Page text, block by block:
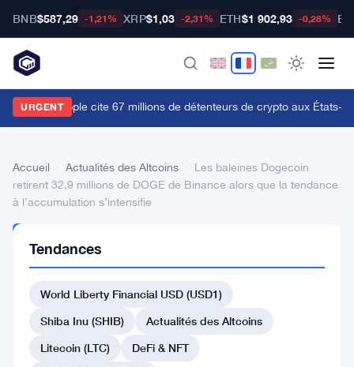
BNB$587,29 -1,21% XRP$1,03 -2,31% ETH$1 902,93 -0,28%
URGENT
CLO de Ripple cite 67 millions de détenteurs de crypto aux États-
Accueil Actualités des Altcoins
Les baleines Dogecoin
retirent 32,9 millions de DOGE de Binance alors que la tendance
à l’accumulation s’intensifie
DES
ALTCOINS
Les
baleines
Dogecoin
Tendances
World Liberty Financial USD (USD1)
Shiba Inu (SHIB)
Actualités des Altcoins
Litecoin (LTC)
DeFi & NFT